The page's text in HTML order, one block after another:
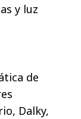
y luz
de
Dalky,